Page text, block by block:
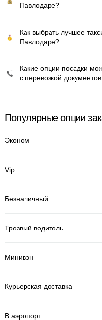
Павлодаре?
Как выбрать лучшее
Павлодаре?
Какие опции посадки
с перевозкой
Популярные опции
Эконом
Vip
Безналичный
Трезвый водитель
Минивэн
Курьерская доставка
В аэропорт